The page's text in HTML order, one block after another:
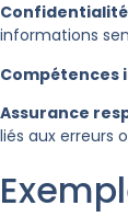
informations
Compétences
Assurance
liés aux erreurs